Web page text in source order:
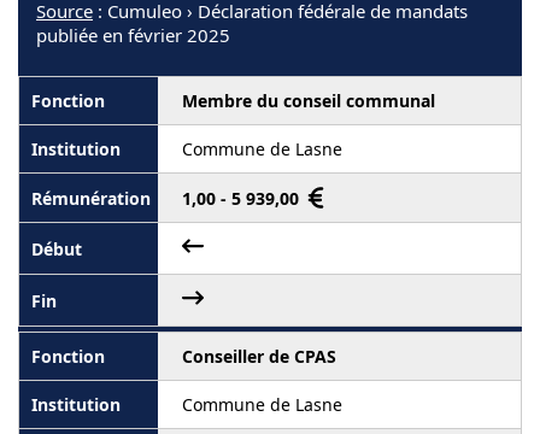
Source : Cumuleo › Déclaration fédérale de mandats
publiée en février 2025
Membre du conseil communal
Commune de Lasne
1,00 - 5 939,00
Conseiller de CPAS
Commune de Lasne